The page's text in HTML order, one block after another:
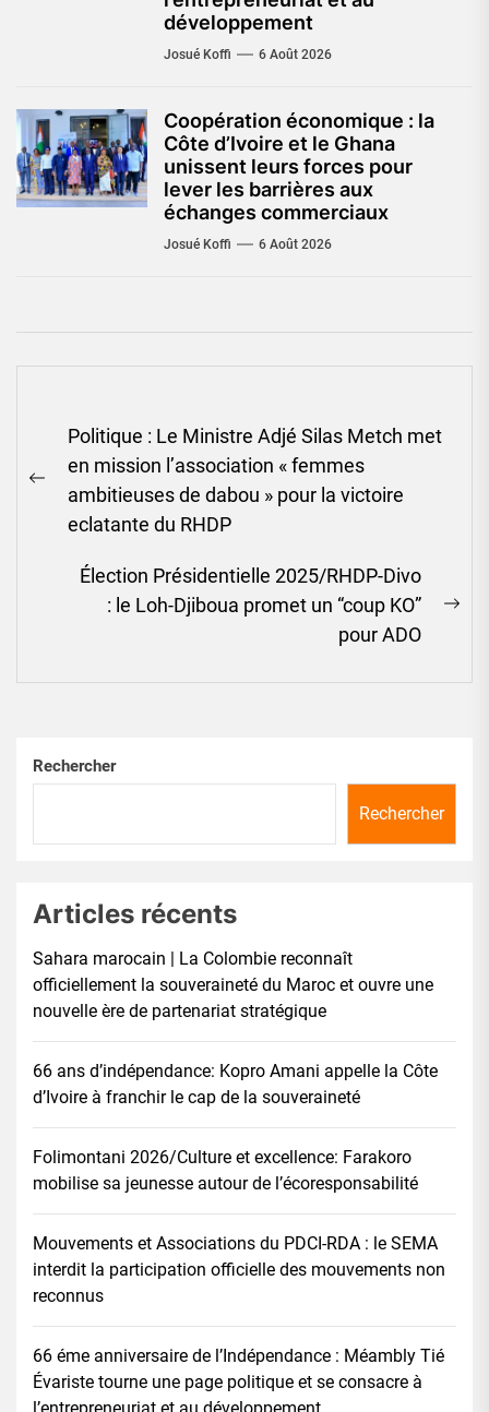
développement
Josué Koffi 6 Août 2026
Coopération économique : la
Côte d’Ivoire et le Ghana
unissent leurs forces pour
lever les barrières aux
échanges commerciaux
Josué Koffi 6 Août 2026
l’article
Previous
post:
Politique : Le Ministre Adjé Silas Metch met
en mission l’association « femmes
ambitieuses de dabou » pour la victoire
eclatante du RHDP
Élection Présidentielle 2025/RHDP-Divo
: le Loh-Djiboua promet un “coup KO”
pour ADO
Rechercher
Rechercher
Articles récents
Sahara marocain | La Colombie reconnaît
officiellement la souveraineté du Maroc et ouvre une
nouvelle ère de partenariat stratégique
66 ans d’indépendance: Kopro Amani appelle la Côte
d’Ivoire à franchir le cap de la souveraineté
Folimontani 2026/Culture et excellence: Farakoro
mobilise sa jeunesse autour de l’écoresponsabilité
Mouvements et Associations du PDCI-RDA : le SEMA
interdit la participation officielle des mouvements non
reconnus
66 éme anniversaire de l’Indépendance : Méambly Tié
Évariste tourne une page politique et se consacre à